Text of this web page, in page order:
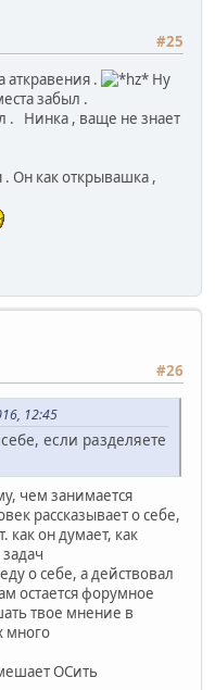
#25
аткравения .
Ну
забыл .
. Нинка , ваще не знает
. Он как открывашка ,
#26
12:45
если разделяете
чем занимается
рассказывает о себе,
как он думает, как
о себе, а действовал
остается форумное
твое мнение в
много
ОСить